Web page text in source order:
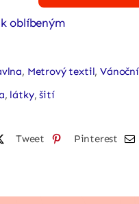
oblíbeným
, Metrový textil,Vánoční
, látky,šití
Tweet Pinterest